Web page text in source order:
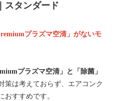
スタンダード
プラズマ空清」がないモ
プラズマ空清」と「除菌」
策は考えておらず、エアコンク
おすすめです。